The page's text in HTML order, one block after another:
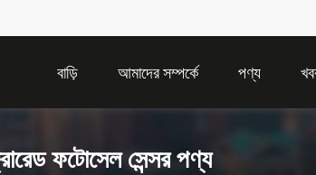
বাড়ি আমাদের সম্পর্কে পণ্য
ফটোসেল সেন্সর পণ্য